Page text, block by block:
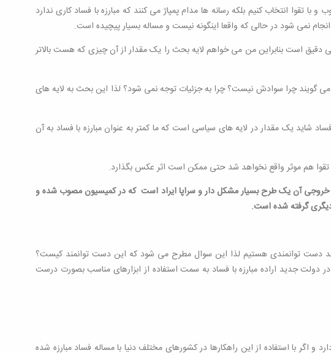
انتخاب کنیم بلکه رسانه ها مدام پمپاژ می کنند که مبارزه با فساد کاری ندارد
نمی شود در حالی که واقعا اینگونه نیست و مساله بسیار پیچیده است.
دقیق است بنابراین من می خواهم لایه بحث را یک مقدار از آن چیزی که هست بالاتر
گویند چرا سوادش نیست؟ چرا به جزئیات توجه نمی شود؟ لذا این بحث به لایه های
یک مقدار در لایه های سیاسی است که ما کمتر به عنوان مبارزه با فساد به آن
تقوا هم موثر واقع نخواهد شد حتی ممکن است اثر عکس بگذارد.
خروجی آن یک طرح بسیار مشکل دار و سراپا ایراد است که در کمیسیون مصوب شده و
گرفته شده است.
نیازمند دست توانمندی هستیم لذا این سوال مطرح می شود که این دست توانمند کیست؟
دولت جدید اراده مبارزه با فساد به سمت استفاده از ابزارهای مناسب بصورت درست
با استفاده از این راهکارها در کشورهای مختلف دنیا با مساله فساد مبارزه شده